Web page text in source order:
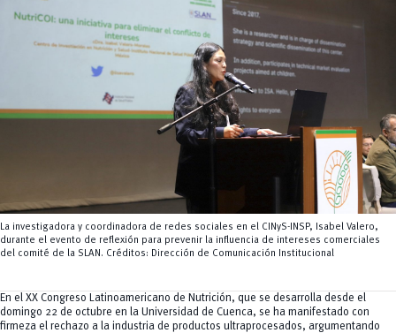
y Agropecuarias
Posgrados
Radio Universitaria
Salud
Sostenibilidad
Vinculación
La investigadora y coordinadora de redes sociales en el CINyS-INSP, Isabel Valero,
durante el evento de reflexión para prevenir la influencia de intereses comerciales
del comité de la SLAN. Créditos: Dirección de Comunicación Institucional
En el XX Congreso Latinoamericano de Nutrición, que se desarrolla desde el
domingo 22 de octubre en la Universidad de Cuenca, se ha manifestado con
firmeza el rechazo a la industria de productos ultraprocesados, argumentando